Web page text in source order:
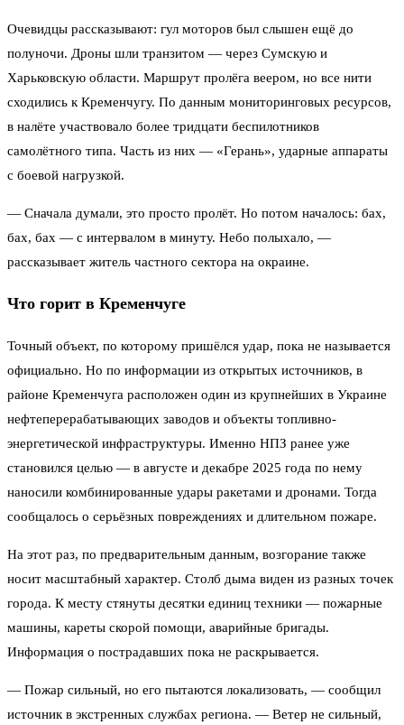
Очевидцы рассказывают: гул моторов был слышен ещё до
полуночи. Дроны шли транзитом — через Сумскую и
Харьковскую области. Маршрут пролёга веером, но все нити
сходились к Кременчугу. По данным мониторинговых ресурсов,
в налёте участвовало более тридцати беспилотников
самолётного типа. Часть из них — «Герань», ударные аппараты
с боевой нагрузкой.
— Сначала думали, это просто пролёт. Но потом началось: бах,
бах, бах — с интервалом в минуту. Небо полыхало, —
рассказывает житель частного сектора на окраине.
Что горит в Кременчуге
Точный объект, по которому пришёлся удар, пока не называется
официально. Но по информации из открытых источников, в
районе Кременчуга расположен один из крупнейших в Украине
нефтеперерабатывающих заводов и объекты топливно-
энергетической инфраструктуры. Именно НПЗ ранее уже
становился целью — в августе и декабре 2025 года по нему
наносили комбинированные удары ракетами и дронами. Тогда
сообщалось о серьёзных повреждениях и длительном пожаре.
На этот раз, по предварительным данным, возгорание также
носит масштабный характер. Столб дыма виден из разных точек
города. К месту стянуты десятки единиц техники — пожарные
машины, кареты скорой помощи, аварийные бригады.
Информация о пострадавших пока не раскрывается.
— Пожар сильный, но его пытаются локализовать, — сообщил
источник в экстренных службах региона. — Ветер не сильный,